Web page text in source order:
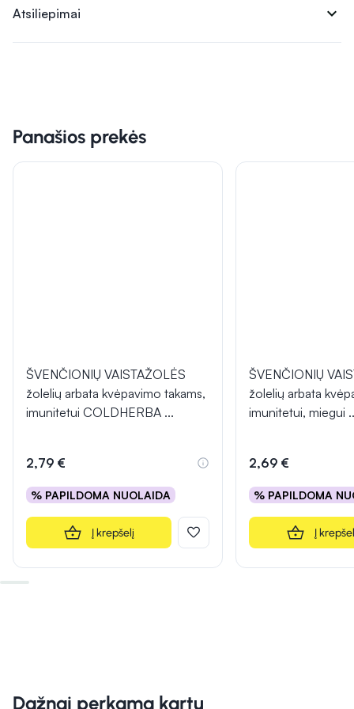
Atsiliepimai expand_more
Panašios prekės
ŠVENČIONIŲ VAISTAŽOLĖS
žolelių arbata kvėpavimo takams,
imunitetui COLDHERBA ...
2,79 €
% PAPILDOMA NUOLAIDA
Į krepšelį
ŠVENČIONIŲ
žolelių arbata
imunitetui, miegui
2,69 €
% PAPILDOMA
Į
Dažnai perkama kartu